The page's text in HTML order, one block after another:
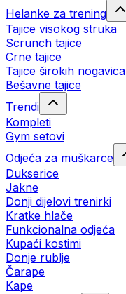
Helanke za trening
Tajice visokog struka
Scrunch tajice
Crne tajice
Tajice širokih nogavica
Bešavne tajice
Trendi
Kompleti
Gym setovi
Odjeća za muškarce
Dukserice
Jakne
Donji dijelovi trenirki
Kratke hlače
Funkcionalna odjeća
Kupaći kostimi
Donje rublje
Čarape
Kape